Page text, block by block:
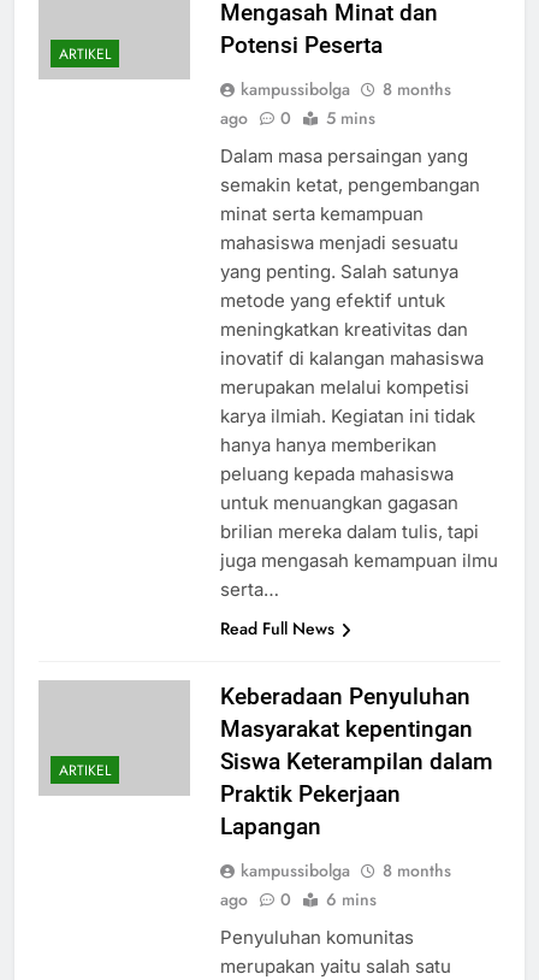
ARTIKEL
Mengasah Minat dan
Potensi Peserta
kampussibolga
8 months
ago
0 5 mins
Dalam masa persaingan yang
semakin ketat, pengembangan
minat serta kemampuan
mahasiswa menjadi sesuatu
yang penting. Salah satunya
metode yang efektif untuk
meningkatkan kreativitas dan
inovatif di kalangan mahasiswa
merupakan melalui kompetisi
karya ilmiah. Kegiatan ini tidak
hanya hanya memberikan
peluang kepada mahasiswa
untuk menuangkan gagasan
brilian mereka dalam tulis, tapi
juga mengasah kemampuan ilmu
serta…
Read Full News
ARTIKEL
Keberadaan Penyuluhan
Masyarakat kepentingan
Siswa Keterampilan dalam
Praktik Pekerjaan
Lapangan
kampussibolga
8 months
ago
0 6 mins
Penyuluhan komunitas
merupakan yaitu salah satu